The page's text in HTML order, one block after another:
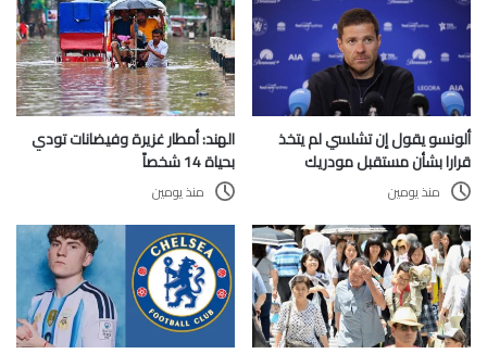
ألونسو يقول إن تشلسي لم يتخذ
قرارا بشأن مستقبل مودريك
منذ يومين
الهند: أمطار غزيرة وفيضانات تودي
بحياة 14 شخصاً
منذ يومين